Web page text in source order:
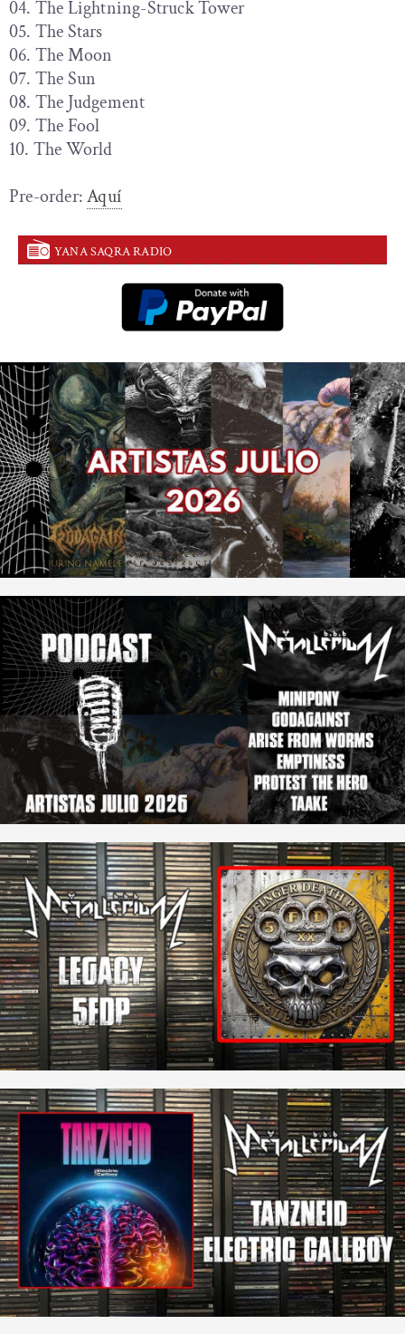
04. The Lightning-Struck Tower
05. The Stars
06. The Moon
07. The Sun
08. The Judgement
09. The Fool
10. The World
Pre-order:Aquí
YANA SAQRA RADIO